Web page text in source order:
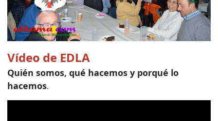
Vídeo de EDLA
Quién somos, qué hacemos y porqué lo
hacemos.